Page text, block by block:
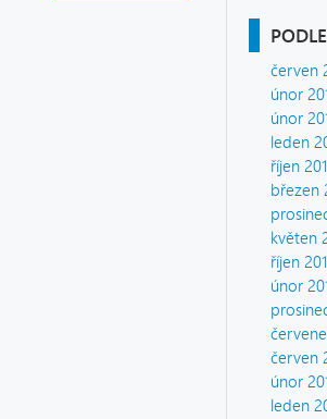
červen
únor
únor
leden
říjen
březen
květen
říjen
únor
červen
únor
leden